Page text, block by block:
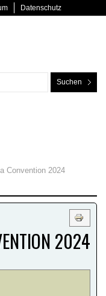
Datenschutz
Suchen
Convention 2024
2024